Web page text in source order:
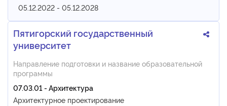
05.12.2022 - 05.12.2028
Пятигорский государственный
университет
Направление подготовки и название образовательной
программы
07.03.01 - Архитектура
Архитектурное проектирование